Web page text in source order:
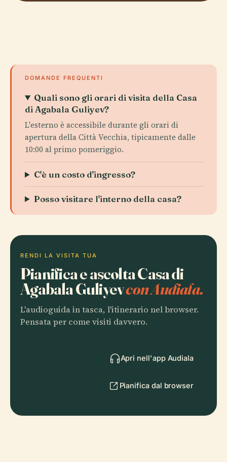
DOMANDE FREQUENTI
Quali sono gli orari di visita della Casa
di Agabala Guliyev?
L'esterno è accessibile durante gli orari di
apertura della Città Vecchia, tipicamente dalle
10:00 al primo pomeriggio.
C'è un costo d'ingresso?
Posso visitare l'interno della casa?
RENDI LA VISITA TUA
Pianifica e ascolta Casa di
Agabala Guliyevcon Audiala.
L'audioguida in tasca, l'itinerario nel browser.
Pensata per come visiti davvero.
Apri nell'app Audiala
Pianifica dal browser